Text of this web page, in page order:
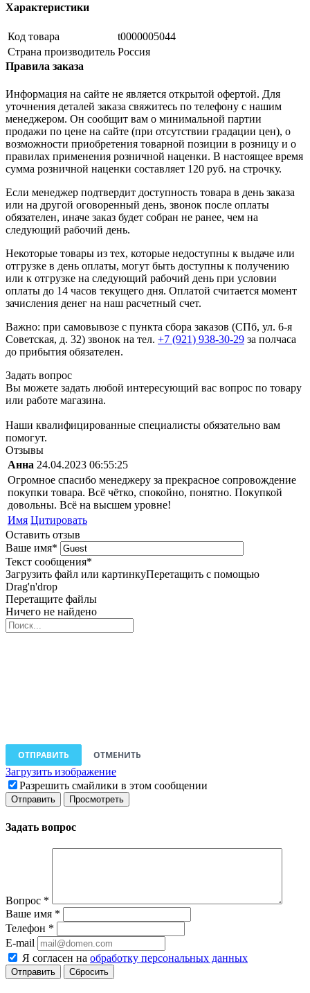
Характеристики
Код товара
t0000005044
Страна производитель Россия
Правила заказа
Информация на сайте не является открытой офертой. Для
уточнения деталей заказа свяжитесь по телефону с нашим
менеджером. Он сообщит вам о минимальной партии
продажи по цене на сайте (при отсутствии градации цен), о
возможности приобретения товарной позиции в розницу и о
правилах применения розничной наценки. В настоящее время
сумма розничной наценки составляет 120 руб. на строчку.
Если менеджер подтвердит доступность товара в день заказа
или на другой оговоренный день, звонок после оплаты
обязателен, иначе заказ будет собран не ранее, чем на
следующий рабочий день.
Некоторые товары из тех, которые недоступны к выдаче или
отгрузке в день оплаты, могут быть доступны к получению
или к отгрузке на следующий рабочий день при условии
оплаты до 14 часов текущего дня. Оплатой считается момент
зачисления денег на наш расчетный счет.
Важно: при самовывозе с пункта сборa заказов (СПб, ул. 6-я
Советская, д. 32) звонок на тел. +7 (921) 938-30-29 за полчаса
до прибытия обязателен.
Задать вопрос
Вы можете задать любой интересующий вас вопрос по товару
или работе магазина.
Наши квалифицированные специалисты обязательно вам
помогут.
Отзывы
Анна 24.04.2023 06:55:25
Огромное спасибо менеджеру за прекрасное сопровождение
покупки товара. Всё чётко, спокойно, понятно. Покупкой
довольны. Всё на высшем уровне!
Имя Цитировать
Оставить отзыв
Ваше имя*
Текст сообщения*
Загрузить файл или картинкуПеретащить с помощью
Drag'n'drop
Перетащите файлы
Ничего не найдено
ОТПРАВИТЬ
ОТМЕНИТЬ
Загрузить изображение
Разрешить смайлики в этом сообщении
Задать вопрос
Вопрос *
Ваше имя *
Телефон *
E-mail
Я согласен на обработку персональных данных
Сбросить